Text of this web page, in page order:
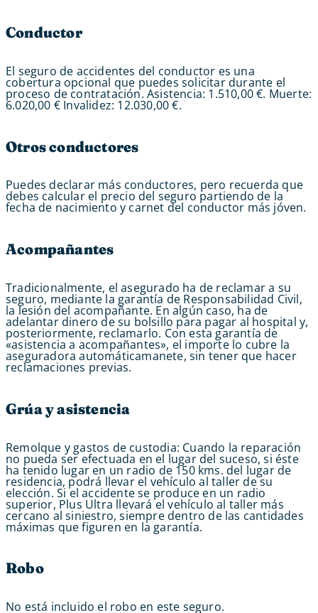
Conductor
El seguro de accidentes del conductor es una
cobertura opcional que puedes solicitar durante el
proceso de contratación. Asistencia: 1.510,00 €. Muerte:
6.020,00 € Invalidez: 12.030,00 €.
Otros conductores
Puedes declarar más conductores, pero recuerda que
debes calcular el precio del seguro partiendo de la
fecha de nacimiento y carnet del conductor más jóven.
Acompañantes
Tradicionalmente, el asegurado ha de reclamar a su
seguro, mediante la garantía de Responsabilidad Civil,
la lesión del acompañante. En algún caso, ha de
adelantar dinero de su bolsillo para pagar al hospital y,
posteriormente, reclamarlo. Con esta garantía de
«asistencia a acompañantes», el importe lo cubre la
aseguradora automáticamanete, sin tener que hacer
reclamaciones previas.
Grúa y asistencia
Remolque y gastos de custodia: Cuando la reparación
no pueda ser efectuada en el lugar del suceso, si éste
ha tenido lugar en un radio de 150 kms. del lugar de
residencia, podrá llevar el vehículo al taller de su
elección. Si el accidente se produce en un radio
superior, Plus Ultra llevará el vehículo al taller más
cercano al siniestro, siempre dentro de las cantidades
máximas que figuren en la garantía.
Robo
No está incluido el robo en este seguro.